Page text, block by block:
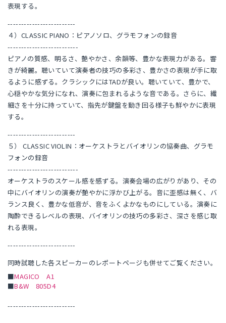
表現する。
-------------------------
４）CLASSIC PIANO：ピアノソロ、グラモフォンの録音
--------------------------
ピアノの質感、明るさ、艶やかさ、余韻等、豊かな表現力がある。響
きが綺麗。聴いていて演奏者の技巧の多彩さ、豊かさの表現が手に取
るように感ずる。クラシックにはTADが良い。聴いていて、豊かで、
心穏やかな気分になれ、演奏に包まれるような音である。さらに、繊
細さを十分に持っていて、指先が鍵盤を動き回る様子も鮮やかに表現
する。
-------------------------
５） CLASSIC VIOLIN：オーケストラとバイオリンの協奏曲、グラモ
フォンの録音
--------------------------
オーケストラのスケール感を感ずる。演奏会場の広がりがあり、その
中にバイオリンの演奏が艶やかに浮かび上がる。音に歪感は無く、バ
ランス良く、豊かな低音が、音をふくよかなものにしている。演奏に
陶酔できるレベルの表現、バイオリンの技巧の多彩さ、深さを感じ取
れる表現。
-------------------------
同時試聴した各スピーカーのレポートページも併せてご覧ください。
■MAGICO A1
■B&W 805D4
-------------------------